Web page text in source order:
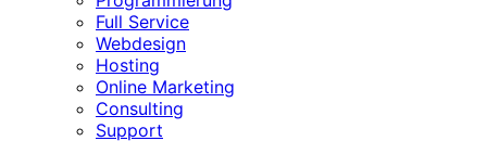
Full Service
Webdesign
Hosting
Online Marketing
Consulting
Support